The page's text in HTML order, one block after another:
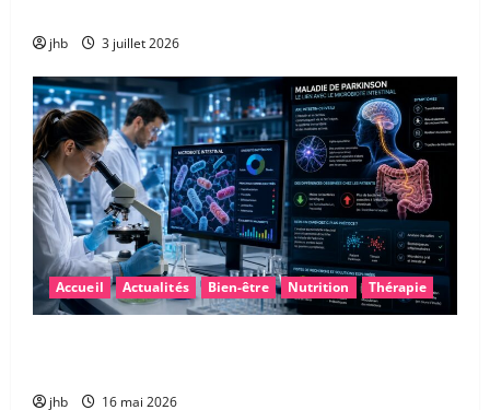
jhb 3 juillet 2026
Accueil Actualités Bien-être Nutrition Thérapie
jhb 16 mai 2026